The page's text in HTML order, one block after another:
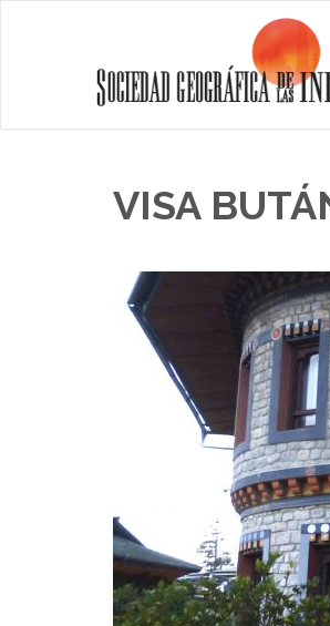
VISA